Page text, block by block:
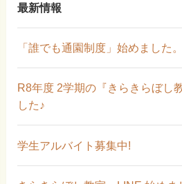
最新情報
「誰でも通園制度」始めました。
R8年度 2学期の『きらきらぼし
した♪
学生アルバイト募集中!